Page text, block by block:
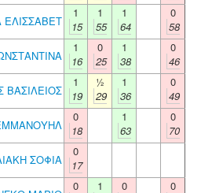
ΕΛΙΣΣΑΒΕΤ
1
15
1
55
1
64
0
58
1
16
0
25
1
38
0
46
1
19
½
29
1
36
0
49
0
18
1
63
0
70
ΣΟΦΙΑ
0
17
0
1
0
0